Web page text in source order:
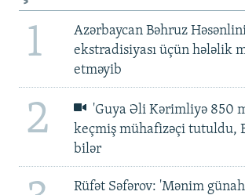
1
Azərbaycan Bəhruz
ekstradisiyası üçün hələlik
etməyib
2
'Guya Əli Kərimliyə 850
keçmiş mühafizəçi tutuldu,
bilər
Rüfət Səfərov: 'Mənim